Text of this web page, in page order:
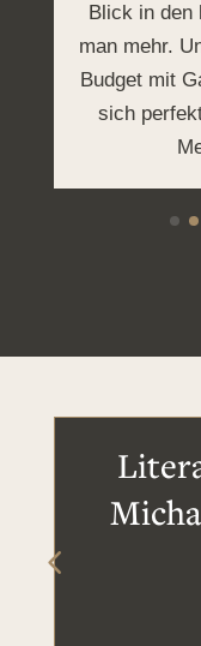
Blick in den
man mehr.
Budget mit
sich